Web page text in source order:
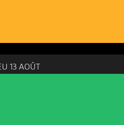
13 AOÛT